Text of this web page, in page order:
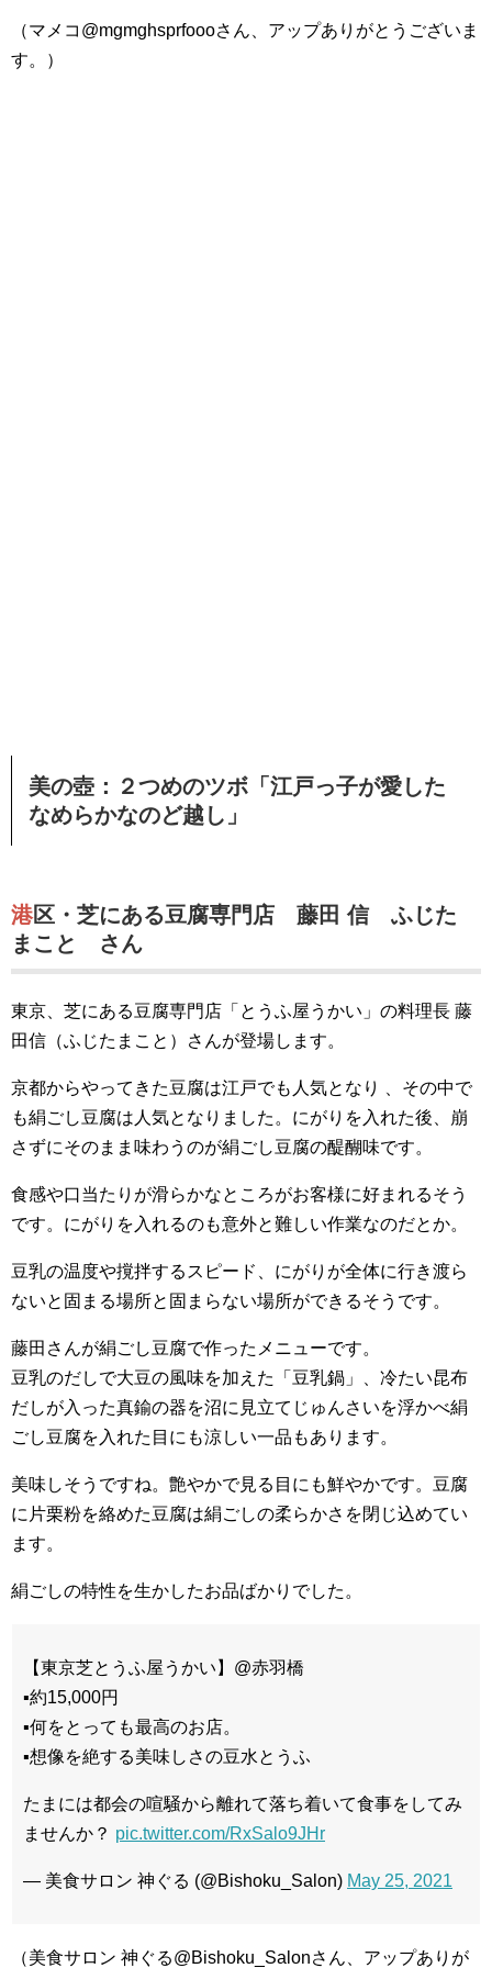
（マメコ@mgmghsprfoooさん、アップありがとうございま
す。）
美の壺：２つめのツボ「江戸っ子が愛した
なめらかなのど越し」
港区・芝にある豆腐専門店 藤田 信 ふじた
まこと さん
東京、芝にある豆腐専門店「とうふ屋うかい」の料理長 藤
田信（ふじたまこと）さんが登場します。
京都からやってきた豆腐は江戸でも人気となり 、その中で
も絹ごし豆腐は人気となりました。にがりを入れた後、崩
さずにそのまま味わうのが絹ごし豆腐の醍醐味です。
食感や口当たりが滑らかなところがお客様に好まれるそう
です。にがりを入れるのも意外と難しい作業なのだとか。
豆乳の温度や撹拌するスピード、にがりが全体に行き渡ら
ないと固まる場所と固まらない場所ができるそうです。
藤田さんが絹ごし豆腐で作ったメニューです。
豆乳のだしで大豆の風味を加えた「豆乳鍋」、冷たい昆布
だしが入った真鍮の器を沼に見立てじゅんさいを浮かべ絹
ごし豆腐を入れた目にも涼しい一品もあります。
美味しそうですね。艶やかで見る目にも鮮やかです。豆腐
に片栗粉を絡めた豆腐は絹ごしの柔らかさを閉じ込めてい
ます。
絹ごしの特性を生かしたお品ばかりでした。
【東京芝とうふ屋うかい】@赤羽橋
▪︎約15,000円
▪︎何をとっても最高のお店。
▪︎想像を絶する美味しさの豆水とうふ
たまには都会の喧騒から離れて落ち着いて食事をしてみ
ませんか？ pic.twitter.com/RxSalo9JHr
— 美食サロン 神ぐる (@Bishoku_Salon) May 25, 2021
（美食サロン 神ぐる@Bishoku_Salonさん、アップありが